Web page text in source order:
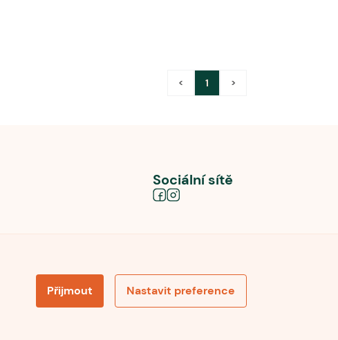
< 1 >
Přijmout Nastavit preference
Sociální sítě